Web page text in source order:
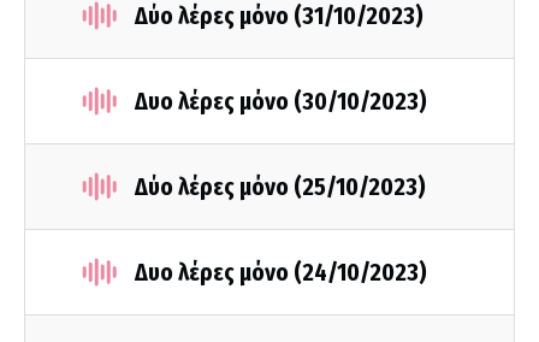
Δύο λέρες μόνο (31/10/2023)
Δυο λέρες μόνο (30/10/2023)
Δύο λέρες μόνο (25/10/2023)
Δυο λέρες μόνο (24/10/2023)